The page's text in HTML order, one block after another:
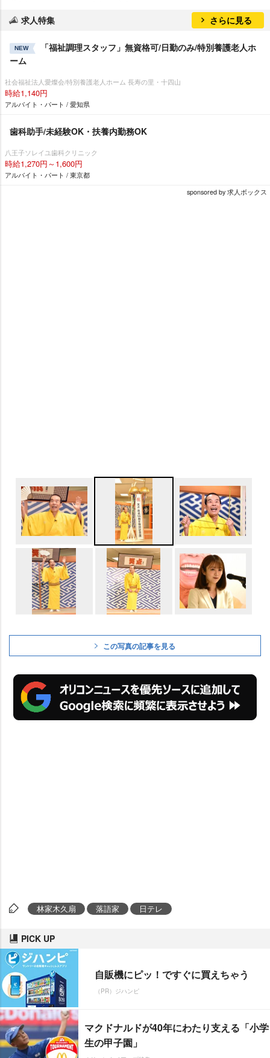
求人特集 さらに見る
NEW
「福祉調理スタッフ」無資格可/日勤のみ/特別養護老人ホ
ーム
社会福祉法人愛燦会/特別養護老人ホーム 長寿の里・十四山
時給1,140円
アルバイト・パート / 愛知県
歯科助手/未経験OK・扶養内勤務OK
八王子ソレイユ歯科クリニック
時給1,270円～1,600円
アルバイト・パート / 東京都
sponsored by 求人ボックス
この写真の記事を見る
林家木久扇 落語家 日テレ
PICK UP
自販機にピッ！ですぐに買えちゃう
（PR）ジハンピ
マクドナルドが40年にわたり支える「小学
生の甲子園」